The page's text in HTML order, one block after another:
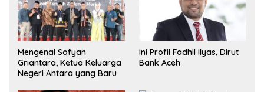
Mengenal Sofyan
Griantara, Ketua Keluarga
Negeri Antara yang Baru
Ini Profil Fadhil Ilyas, Dirut
Bank Aceh